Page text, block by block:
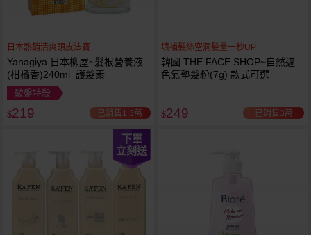
日本熱銷清爽頭皮法寶
Yanagiya 日本柳屋~髮根營養液
(柑橘香)240ml 護髮素
破盤特殺
$219 已銷售1.3萬
填補髮絲空洞髮量一秒UP
韓國 THE FACE SHOP~自然遮
色氣墊髮粉(7g) 款式可選
$249 已銷售3萬
下單
立刻送